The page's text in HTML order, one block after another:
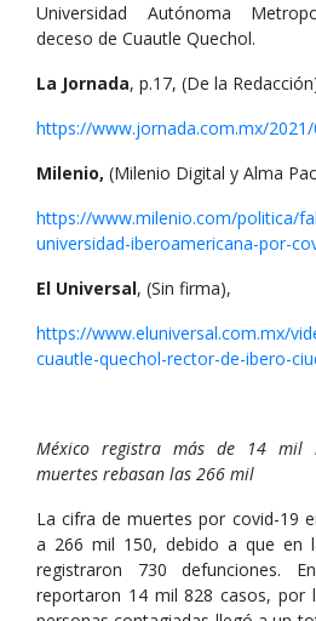
Universidad Autónoma
deceso de Cuautle Quechol.
La Jornada, p.17, (De la
https://www.jornada.com.mx/
Milenio, (Milenio Digital y Alma
https://www.milenio.com/politica/
universidad-iberoamericana-por-
El Universal, (Sin firma),
https://www.eluniversal.com.mx/
cuautle-quechol-rector-de-ibero-
México registra más de 14 mil
muertes rebasan las 266 mil
La cifra de muertes por covid-19
a 266 mil 150, debido a que en
registraron 730 defunciones.
reportaron 14 mil 828 casos, por